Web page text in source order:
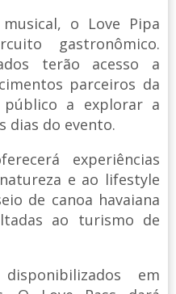
o Love Pipa
gastronômico.
terão acesso a
parceiros da
público a explorar a
dias do evento.
experiências
e ao lifestyle
de canoa havaiana
ao turismo de
em